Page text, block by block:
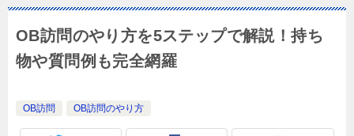
OB訪問のやり方を5ステップで解説！持ち
物や質問例も完全網羅
OB訪問 OB訪問のやり方